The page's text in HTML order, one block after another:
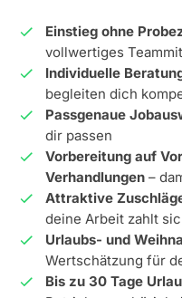
Einstieg ohne
vollwertiges
Individuelle
begleiten dich
Passgenaue
dir passen
Vorbereitung auf
Verhandlungen –
Attraktive
deine Arbeit zahlt
Urlaubs- und
Wertschätzung für
Bis zu 30 Tage